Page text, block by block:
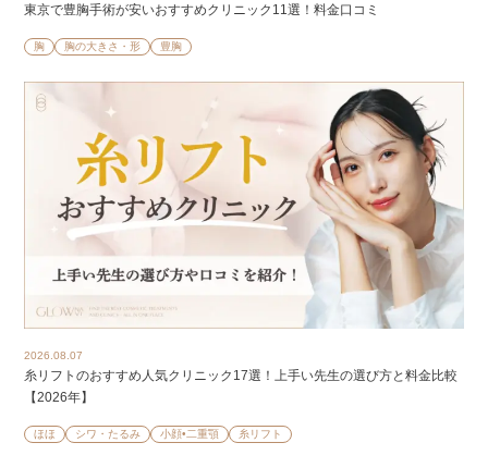
東京で豊胸手術が安いおすすめクリニック11選！料金口コミ
胸 胸の大きさ・形 豊胸
2026.08.07
糸リフトのおすすめ人気クリニック17選！上手い先生の選び方と料金比較
【2026年】
ほほ シワ・たるみ 小顔•二重顎 糸リフト